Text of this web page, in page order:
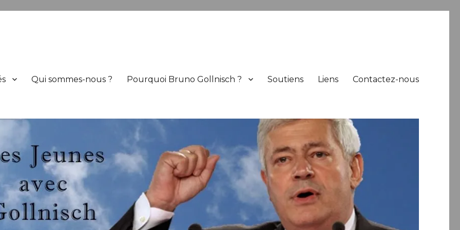
Qui sommes-nous ? Pourquoi Bruno Gollnisch ? Soutiens Liens Contactez-nous